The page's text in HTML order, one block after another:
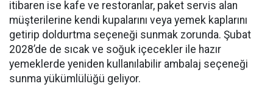
itibaren ise kafe ve restoranlar, paket servis alan
müşterilerine kendi kupalarını veya yemek kaplarını
getirip doldurtma seçeneği sunmak zorunda. Şubat
2028’de de sıcak ve soğuk içecekler ile hazır
yemeklerde yeniden kullanılabilir ambalaj seçeneği
sunma yükümlülüğü geliyor.